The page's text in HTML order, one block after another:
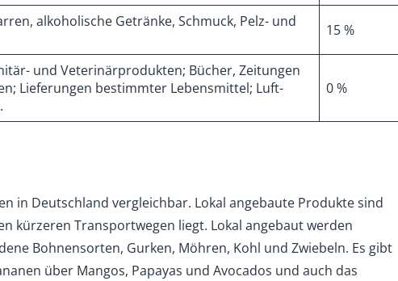
alkoholische Getränke, Schmuck, Pelz- und
15 %
und Veterinärprodukten; Bücher, Zeitungen
Lieferungen bestimmter Lebensmittel; Luft-
0 %
in Deutschland vergleichbar. Lokal angebaute Produkte sind
kürzeren Transportwegen liegt. Lokal angebaut werden
Bohnensorten, Gurken, Möhren, Kohl und Zwiebeln. Es gibt
über Mangos, Papayas und Avocados und auch das